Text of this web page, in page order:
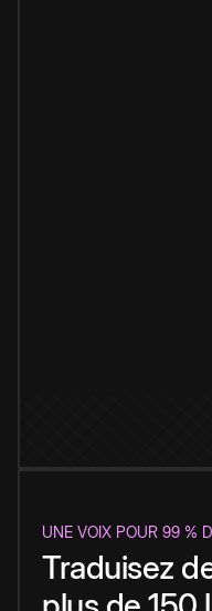
UNE VOIX POUR 99 %
Traduisez